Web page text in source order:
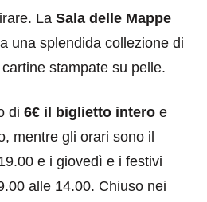
La Sala delle Mappe
una splendida collezione di
stampate su pelle.
di 6€ il biglietto intero e
mentre gli orari sono il
e i giovedì e i festivi
alle 14.00. Chiuso nei